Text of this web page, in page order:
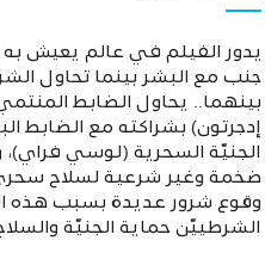
يدور الفيلم في عالم يعيش به
جنب مع البشر بينما تحاول
بينهما.. يحاول الضابط
إدجرتون) بشراكته مع الضابط
الجنيّة السحرية (لوسي
ضخمة وغير شرعية لسلاح
وقوع شرور عديدة بسبب هذه
الشرطييّن حماية الجنيّة